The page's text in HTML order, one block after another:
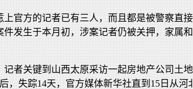
官方的记者已有三人，而且都是被警察直
发生于本月初，涉案记者仍被关押，家属
记者关键到山西太原采访一起房地产公司土
，失踪14天，官方媒体新华社直到15日从河